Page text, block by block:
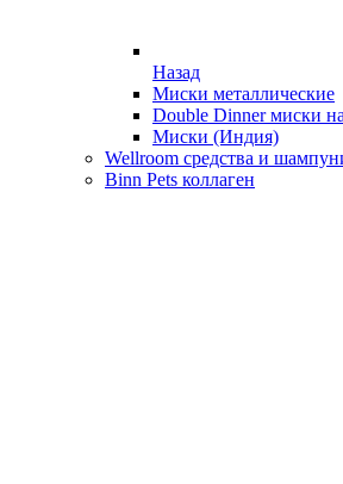
Назад
Миски металлические
Double Dinner миски
Миски (Индия)
Wellroom средства и
Binn Pets коллаген